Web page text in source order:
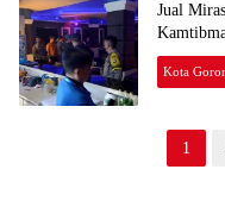
Jual
Kota
1